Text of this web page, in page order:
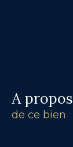
a propos
de ce bien